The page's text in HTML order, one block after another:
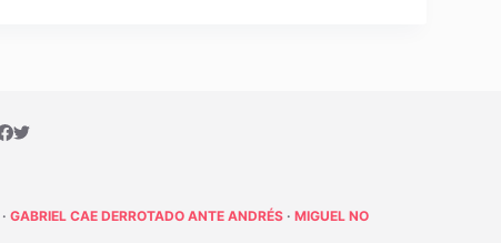
·GABRIEL CAE DERROTADO ANTE ANDRÉS ·MIGUEL NO